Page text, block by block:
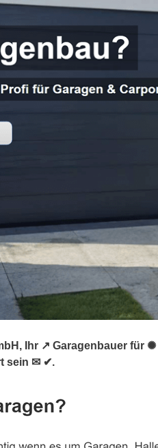
Ihr ↗️ Garagenbauer für
sein ✉ ✔.